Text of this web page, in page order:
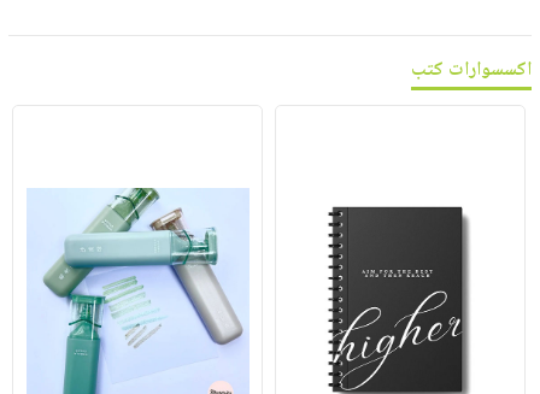
اكسسوارات كتب